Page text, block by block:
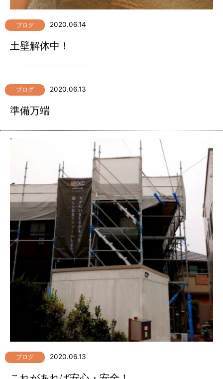
ブログ 2020.06.14
土壁解体中！
ブログ 2020.06.13
準備万端
ブログ 2020.06.13